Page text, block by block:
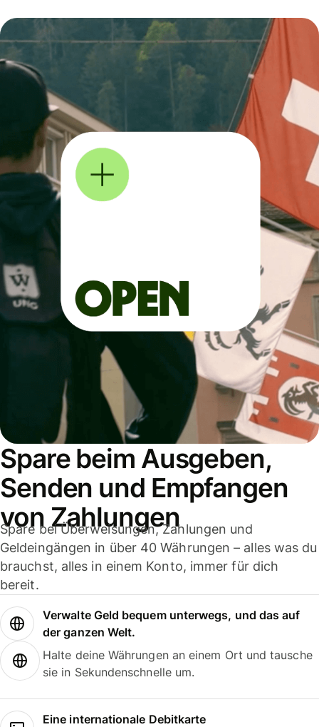
Spare beim Ausgeben,
Senden und Empfangen
von Zahlungen
Spare bei Überweisungen, Zahlungen und
Geldeingängen in über 40 Währungen – alles was du
brauchst, alles in einem Konto, immer für dich
bereit.
Verwalte Geld bequem unterwegs, und das auf
der ganzen Welt.
Halte deine Währungen an einem Ort und tausche
sie in Sekundenschnelle um.
Eine internationale Debitkarte